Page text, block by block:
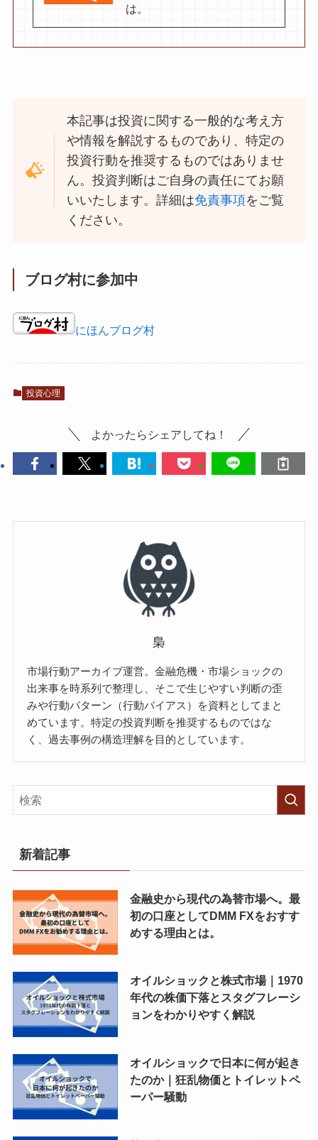
は。
本記事は投資に関する一般的な考え方
や情報を解説するものであり、特定の
投資行動を推奨するものではありませ
ん。投資判断はご自身の責任にてお願
いいたします。詳細は免責事項をご覧
ください。
ブログ村に参加中
にほんブログ村
投資心理
よかったらシェアしてね！
梟
市場行動アーカイブ運営。金融危機・市場ショックの
出来事を時系列で整理し、そこで生じやすい判断の歪
みや行動パターン（行動バイアス）を資料としてまと
めています。特定の投資判断を推奨するものではな
く、過去事例の構造理解を目的としています。
新着記事
金融史から現代の為替市場へ。最
初の口座としてDMM FXをおすす
めする理由とは。
オイルショックと株式市場｜1970
年代の株価下落とスタグフレーシ
ョンをわかりやすく解説
オイルショックで日本に何が起き
たのか｜狂乱物価とトイレットペ
ーパー騒動